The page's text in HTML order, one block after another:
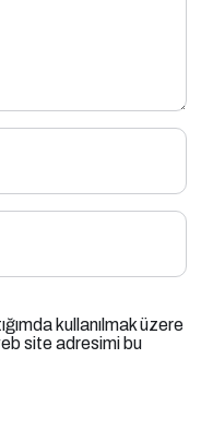
kullanılmak üzere
site adresimi bu